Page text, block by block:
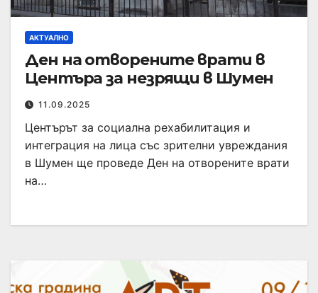
АКТУАЛНО
Ден на отворените врати в
Центъра за незрящи в Шумен
11.09.2025
Центърът за социална рехабилитация и
интеграция на лица със зрителни увреждания
в Шумен ще проведе Ден на отворените врати
на…